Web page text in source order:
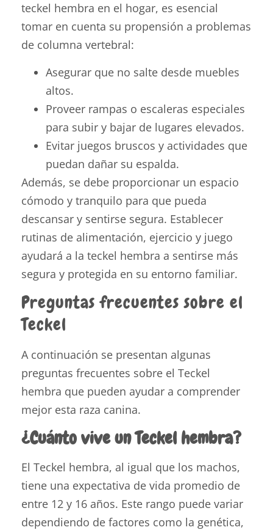
teckel hembra en el hogar, es esencial
tomar en cuenta su propensión a problemas
de columna vertebral:
Asegurar que no salte desde muebles
altos.
Proveer rampas o escaleras especiales
para subir y bajar de lugares elevados.
Evitar juegos bruscos y actividades que
puedan dañar su espalda.
Además, se debe proporcionar un espacio
cómodo y tranquilo para que pueda
descansar y sentirse segura. Establecer
rutinas de alimentación, ejercicio y juego
ayudará a la teckel hembra a sentirse más
segura y protegida en su entorno familiar.
Preguntas frecuentes sobre el
Teckel
A continuación se presentan algunas
preguntas frecuentes sobre el Teckel
hembra que pueden ayudar a comprender
mejor esta raza canina.
¿Cuánto vive un Teckel hembra?
El Teckel hembra, al igual que los machos,
tiene una expectativa de vida promedio de
entre 12 y 16 años. Este rango puede variar
dependiendo de factores como la genética,